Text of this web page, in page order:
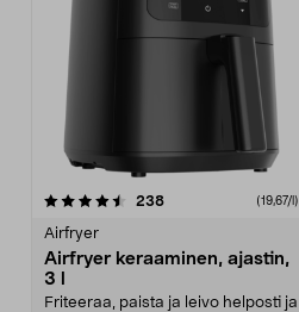
238arvostelut (19,67/l)
Airfryer
Airfryer keraaminen, ajastin,
3 l
Friteeraa, paista ja leivo helposti ja
4.5 viidestä